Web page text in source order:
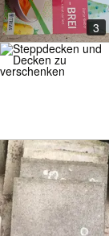
3